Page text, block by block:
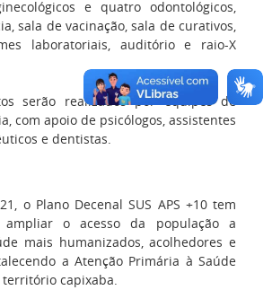
e quatro odontológicos,
sala de vacinação, sala de curativos,
laboratoriais, auditório e raio-X
serão realizados por equipes de
com apoio de psicólogos, assistentes
e dentistas.
o Plano Decenal SUS APS +10 tem
ampliar o acesso da população a
mais humanizados, acolhedores e
a Atenção Primária à Saúde
território capixaba.